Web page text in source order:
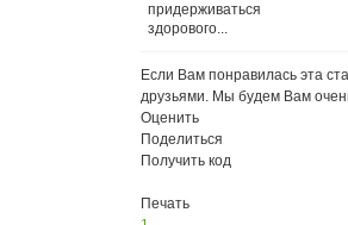
придерживаться
здорового...
Если Вам понравилась эта
друзьями. Мы будем Вам
Оценить
Поделиться
Получить код
Печать